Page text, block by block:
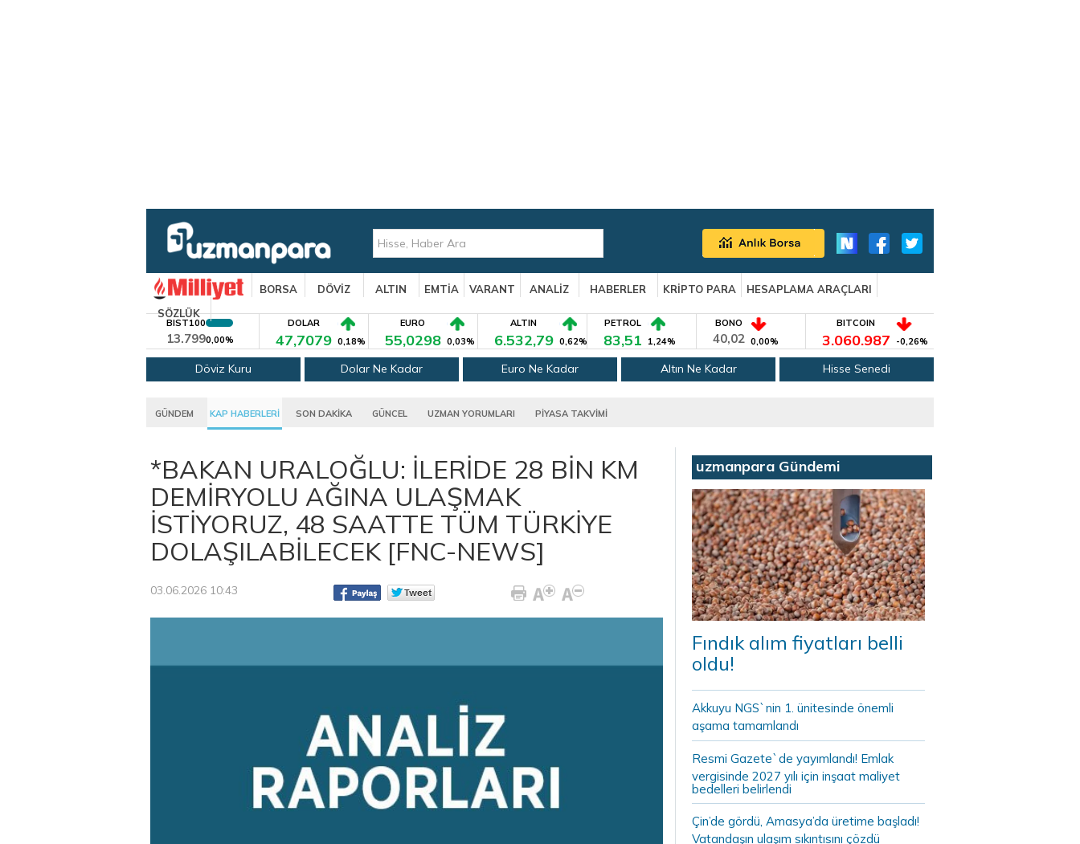
BORSA DÖVİZ ALTIN EMTİA VARANT ANALİZ HABERLER KRİPTO PARA
HESAPLAMA ARAÇLARI
SÖZLÜK
BIST100
13.7990,00%
DOLAR
47,7079 0,18%
EURO
55,0298 0,03%
ALTIN
6.532,79 0,62%
PETROL
83,51 1,24%
BONO
40,02 0,00%
BITCOIN
3.060.987 -0,26%
Döviz Kuru Dolar Ne Kadar Euro Ne Kadar Altın Ne Kadar Hisse Senedi
GÜNDEM KAP HABERLERİ SON DAKİKA GÜNCEL UZMAN YORUMLARI PİYASA TAKVİMİ
*BAKAN URALOĞLU: İLERİDE 28 BİN KM
DEMİRYOLU AĞINA ULAŞMAK
İSTİYORUZ, 48 SAATTE TÜM TÜRKİYE
DOLAŞILABİLECEK [FNC-NEWS]
03.06.2026 10:43
uzmanpara Gündemi
Fındık alım fiyatları belli
oldu!
Akkuyu NGS`nin 1. ünitesinde önemli
aşama tamamlandı
Resmi Gazete`de yayımlandı! Emlak
vergisinde 2027 yılı için inşaat maliyet
bedelleri belirlendi
Çin’de gördü, Amasya’da üretime başladı!
Vatandaşın ulaşım sıkıntısını çözdü